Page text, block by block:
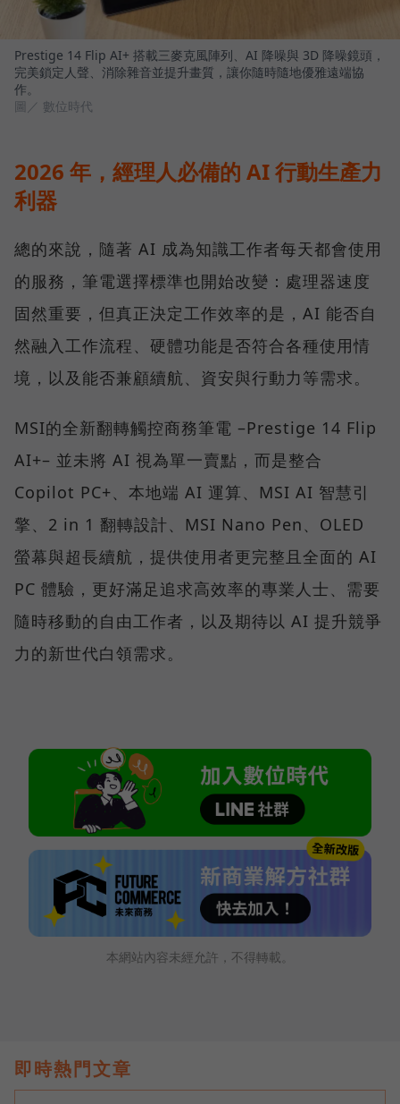
Prestige 14 Flip AI+ 搭載三麥克風陣列、AI 降噪與 3D 降噪鏡頭，
完美鎖定人聲、消除雜音並提升畫質，讓你隨時隨地優雅遠端協
作。
圖／ 數位時代
2026 年，經理人必備的 AI 行動生產力
利器
總的來說，隨著 AI 成為知識工作者每天都會使用
的服務，筆電選擇標準也開始改變：處理器速度
固然重要，但真正決定工作效率的是，AI 能否自
然融入工作流程、硬體功能是否符合各種使用情
境，以及能否兼顧續航、資安與行動力等需求。
MSI的全新翻轉觸控商務筆電 –Prestige 14 Flip
AI+– 並未將 AI 視為單一賣點，而是整合
Copilot PC+、本地端 AI 運算、MSI AI 智慧引
擎、2 in 1 翻轉設計、MSI Nano Pen、OLED
螢幕與超長續航，提供使用者更完整且全面的 AI
PC 體驗，更好滿足追求高效率的專業人士、需要
隨時移動的自由工作者，以及期待以 AI 提升競爭
力的新世代白領需求。
本網站內容未經允許，不得轉載。
即時熱門文章